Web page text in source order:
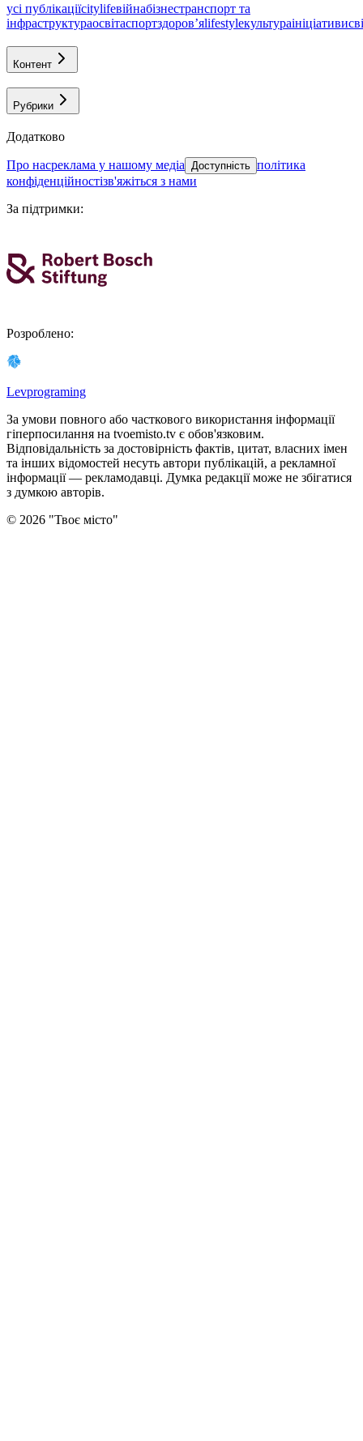
усі публікаціїcitylifeвійнабізнестранспорт та
інфраструктураосвітаспортздоровʼяlifestyleкультураініціативи
Контент
Рубрики
Додатково
про насреклама у нашому медіа Доступність політика
конфіденційностізв'яжіться з нами
За підтримки:
Розроблено:
Levprograming
За умови повного або часткового використання iнформацiї
гіперпосилання на tvoemisto.tv є обов'язковим.
Відповідальність за достовірність фактів, цитат, власних імен
та інших відомостей несуть автори публікацій, а рекламної
інформації — рекламодавці. Думка редакцiї може не збiгатися
з думкою авторiв.
© 2026 "Твоє місто"